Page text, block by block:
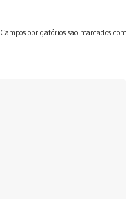
Campos obrigatórios são marcados com